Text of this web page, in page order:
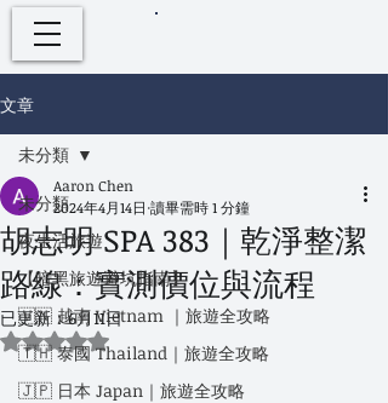
文章
未分類
夜生活旅遊
【暗黑旅遊避坑指南】
🇻🇳 越南 Vietnam ｜旅遊全攻略
🇹🇭 泰國 Thailand｜旅遊全攻略
🇯🇵 日本 Japan｜旅遊全攻略
未分類
胡志明 SPA 383｜乾淨整潔
路線：實測價位與流程
Aaron Chen
2024年4月14日 讀畢需時 1 分鐘
已更新：6月11日
評等為 NaN（最高為 5 顆星）。